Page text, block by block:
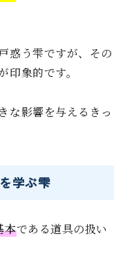
惑う雫ですが、その
象的です。
な影響を与えるきっ
学ぶ雫
本である道具の扱い